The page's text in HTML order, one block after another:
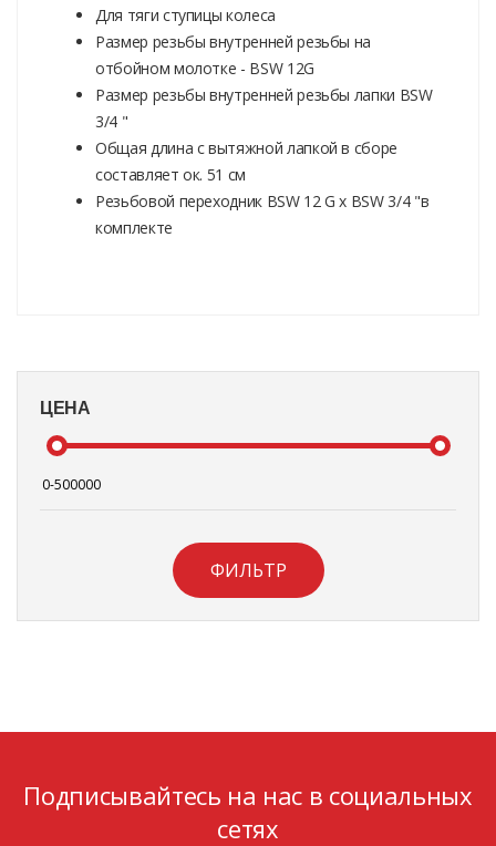
ЦЕНА
ФИЛЬТР
Для тяги ступицы колеса
Размер резьбы внутренней резьбы на
отбойном молотке - BSW 12G
Размер резьбы внутренней резьбы лапки BSW
3/4 "
Общая длина с вытяжной лапкой в сборе
составляет ок. 51 см
Резьбовой переходник BSW 12 G x BSW 3/4 "в
комплекте
Подписывайтесь на нас в социальных
сетях